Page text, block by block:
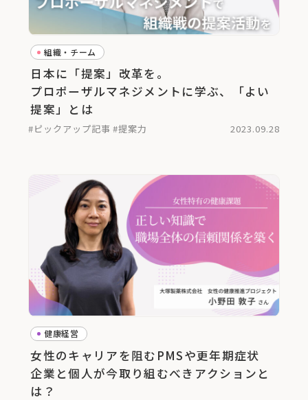
組織・チーム
日本に「提案」改革を。
プロポーザルマネジメントに学ぶ、「よい
提案」とは
#ピックアップ記事 #提案力 2023.09.28
健康経営
女性のキャリアを阻むPMSや更年期症状
企業と個人が今取り組むべきアクションと
は？